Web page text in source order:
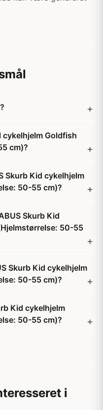
cykelhjelm Goldfish
cm)?
Skurb Kid cykelhjelm
50-55 cm)?
Skurb Kid
50-55
Skurb Kid cykelhjelm
50-55 cm)?
Kid cykelhjelm
50-55 cm)?
i